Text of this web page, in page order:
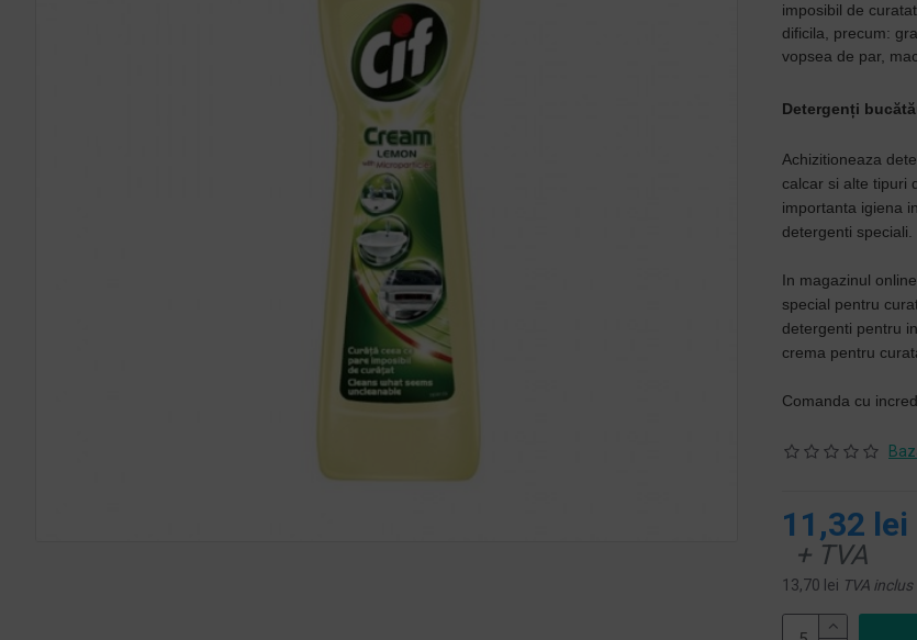
imposibil de
dificila, precum:
vopsea de par,
Detergenți
Achizitioneaza
calcar si alte tipuri
importanta igiena
detergenti speciali.
In magazinul online
special pentru
detergenti pentru
crema pentru
Comanda cu
11,32 lei
+ TVA
13,70 lei TVA inclus